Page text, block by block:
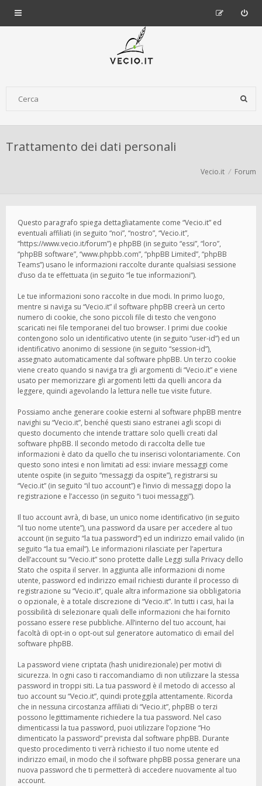
Trattamento dei dati personali
Vecio.it Forum
Questo paragrafo spiega dettagliatamente come “Vecio.it” ed
eventuali affiliati (in seguito “noi”, “nostro”, “Vecio.it”,
“https://www.vecio.it/forum”) e phpBB (in seguito “essi”, “loro”,
“phpBB software”, “www.phpbb.com”, “phpBB Limited”, “phpBB
Teams”) usano le informazioni raccolte durante qualsiasi sessione
d’uso da te effettuata (in seguito “le tue informazioni”).
Le tue informazioni sono raccolte in due modi. In primo luogo,
mentre si naviga su “Vecio.it” il software phpBB creerà un certo
numero di cookie, che sono piccoli file di testo che vengono
scaricati nei file temporanei del tuo browser. I primi due cookie
contengono solo un identificativo utente (in seguito “user-id”) ed un
identificativo anonimo di sessione (in seguito “session-id”),
assegnato automaticamente dal software phpBB. Un terzo cookie
viene creato quando si naviga tra gli argomenti di “Vecio.it” e viene
usato per memorizzare gli argomenti letti da quelli ancora da
leggere, quindi agevolando la lettura nelle tue visite future.
Possiamo anche generare cookie esterni al software phpBB mentre
navighi su “Vecio.it”, benché questi siano estranei agli scopi di
questo documento che intende trattare solo quelli creati dal
software phpBB. Il secondo metodo di raccolta delle tue
informazioni è dato da quello che tu inserisci volontariamente. Con
questo sono intesi e non limitati ad essi: inviare messaggi come
utente ospite (in seguito “messaggi da ospite”), registrarsi su
“Vecio.it” (in seguito “il tuo account”) e l’invio di messaggi dopo la
registrazione e l’accesso (in seguito “i tuoi messaggi”).
Il tuo account avrà, di base, un unico nome identificativo (in seguito
“il tuo nome utente”), una password da usare per accedere al tuo
account (in seguito “la tua password”) ed un indirizzo email valido (in
seguito “la tua email”). Le informazioni rilasciate per l’apertura
dell’account su “Vecio.it” sono protette dalle Leggi sulla Privacy dello
Stato che ospita il server. In aggiunta alle informazioni di nome
utente, password ed indirizzo email richiesti durante il processo di
registrazione su “Vecio.it”, quale altra informazione sia obbligatoria
o opzionale, è a totale discrezione di “Vecio.it”. In tutti i casi, hai la
possibilità di selezionare quali delle informazioni che hai fornito
possano essere rese pubbliche. All’interno del tuo account, hai
facoltà di opt-in o opt-out sul generatore automatico di email del
software phpBB.
La password viene criptata (hash unidirezionale) per motivi di
sicurezza. In ogni caso ti raccomandiamo di non utilizzare la stessa
password in troppi siti. La tua password è il metodo di accesso al
tuo account su “Vecio.it”, quindi proteggila attentamente. Ricorda
che in nessuna circostanza affiliati di “Vecio.it”, phpBB o terzi
possono legittimamente richiedere la tua password. Nel caso
dimenticassi la tua password, puoi utilizzare l’opzione “Ho
dimenticato la password” prevista dal software phpBB. Durante
questo procedimento ti verrà richiesto il tuo nome utente ed
indirizzo email, in modo che il software phpBB possa generare una
nuova password che ti permetterà di accedere nuovamente al tuo
account.